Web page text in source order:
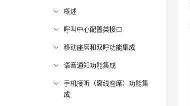
概述
呼叫中心配置类接口
移动座席和双呼功能集成
语音通知功能集成
手机接听（离线座席）功能集
成